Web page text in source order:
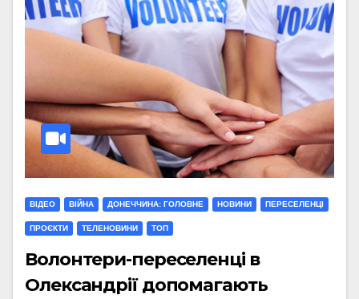
ВІДЕО ВІЙНА ДОНЕЧЧИНА: ГОЛОВНЕ НОВИНИ ПЕРЕСЕЛЕНЦІ
ПРОЄКТИ ТЕЛЕНОВИНИ ТОП
Волонтери-переселенці в
Олександрії допомагають